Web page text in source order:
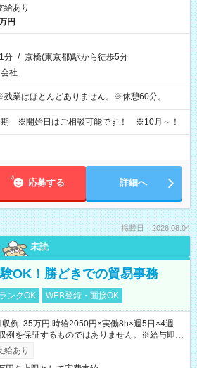
給あり
円
分 / 京橋(東京都)駅から徒歩5分
社
業はほとんどありません。※休憩60分。
期 ※開始日はご相談可能です！ ※10月～！
応募する 詳細へ
掲載日：2026.08.04
未読
OK！勝どきでの貿易事務
ンクOK WEB登録・面接OK
例 35万円 時給2050円×実働8h×週5日×4週
を保証するものではありません。※給与即受
可（利用条件有）
給あり